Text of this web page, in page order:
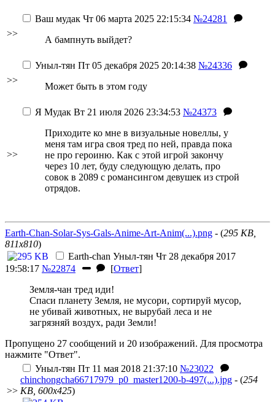
>>
Ваш мудак Чт 06 марта 2025 22:15:34 №24281
А бампнуть выйдет?
>>
Уныл-тян Пт 05 декабря 2025 20:14:38 №24336
Может быть в этом году
>>
Я Мудак Вт 21 июля 2026 23:34:53 №24373
Приходите ко мне в визуальные новеллы, у
меня там игра своя тред по ней, правда пока
не про героиню. Как с этой игрой закончу
через 10 лет, буду следующую делать, про
совок в 2089 с романсингом девушек из строй
отрядов.
Earth-Chan-Solar-Sys-Gals-Anime-Art-Anim(...).png - (295 KB,
811x810)
Earth-chan Уныл-тян Чт 28 декабря 2017
19:58:17 №22874 [Ответ]
Земля-чан тред иди!
Спаси планету Земля, не мусори, сортируй мусор,
не убивай животных, не вырубай леса и не
загрязняй воздух, ради Земли!
Пропущено 27 сообщений и 20 изображений. Для просмотра
нажмите "Ответ".
>>
Уныл-тян Пт 11 мая 2018 21:37:10 №23022
chinchongcha66717979_p0_master1200-b-497(...).jpg - (254
KB, 600x425)